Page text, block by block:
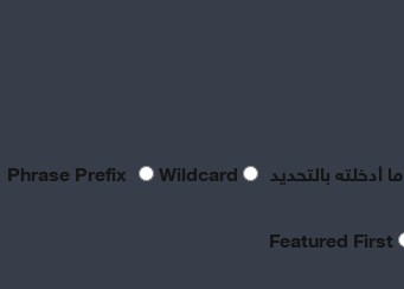
ما أدخلته بالتحديد
Wildcard
تعقيبٌ عمالي على طروحات
الصناعي نور الدين سمحا حول